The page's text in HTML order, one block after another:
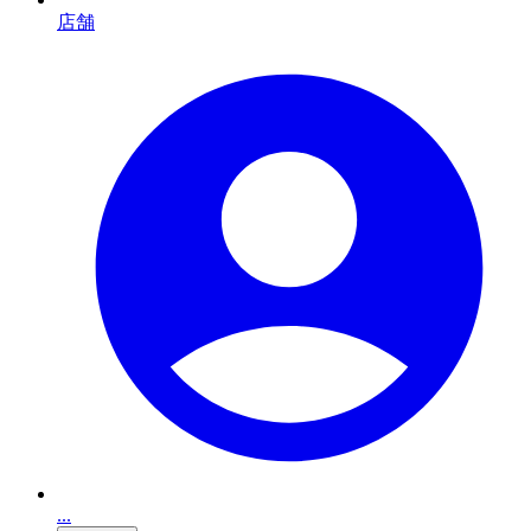
店舗
...